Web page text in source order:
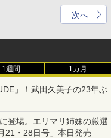
次へ
1週間 1カ月
」！武田久美子の23年ぶ
登場。エリマリ姉妹の厳選
21・28日号」本日発売